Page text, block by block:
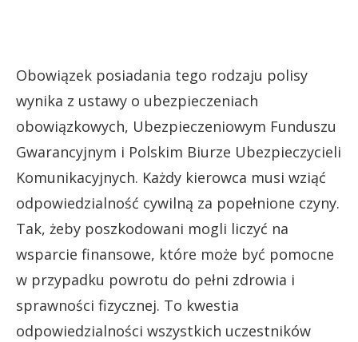
Obowiązek posiadania tego rodzaju polisy
wynika z ustawy o ubezpieczeniach
obowiązkowych, Ubezpieczeniowym Funduszu
Gwarancyjnym i Polskim Biurze Ubezpieczycieli
Komunikacyjnych. Każdy kierowca musi wziąć
odpowiedzialność cywilną za popełnione czyny.
Tak, żeby poszkodowani mogli liczyć na
wsparcie finansowe, które może być pomocne
w przypadku powrotu do pełni zdrowia i
sprawności fizycznej. To kwestia
odpowiedzialności wszystkich uczestników